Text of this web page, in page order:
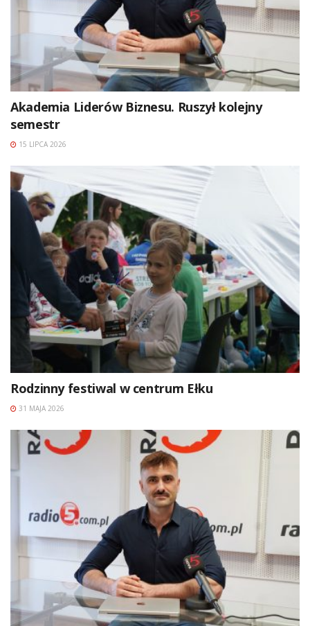
Akademia Liderów Biznesu. Ruszył kolejny
semestr
15 LIPCA 2026
Rodzinny festiwal w centrum Ełku
31 MAJA 2026